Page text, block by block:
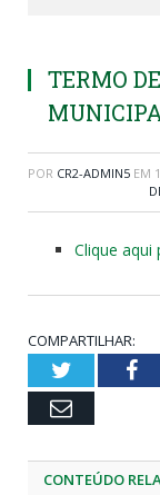
TERMO
POR CR2-ADMIN5 EM
Clique aqui
COMPARTILHAR:
Twitter
Email
CONTEÚDO